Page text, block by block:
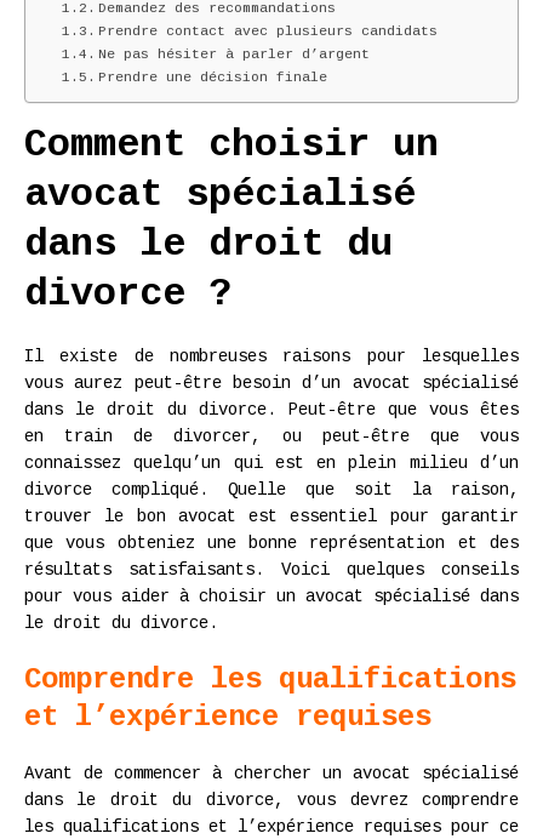
Demandez des recommandations
Prendre contact avec plusieurs candidats
Ne pas hésiter à parler d’argent
Prendre une décision finale
Comment choisir un
avocat spécialisé
dans le droit du
divorce ?
Il existe de nombreuses raisons pour lesquelles
vous aurez peut-être besoin d’un avocat spécialisé
dans le droit du divorce. Peut-être que vous êtes
en train de divorcer, ou peut-être que vous
connaissez quelqu’un qui est en plein milieu d’un
divorce compliqué. Quelle que soit la raison,
trouver le bon avocat est essentiel pour garantir
que vous obteniez une bonne représentation et des
résultats satisfaisants. Voici quelques conseils
pour vous aider à choisir un avocat spécialisé dans
le droit du divorce.
Comprendre les qualifications
et l’expérience requises
Avant de commencer à chercher un avocat spécialisé
dans le droit du divorce, vous devrez comprendre
les qualifications et l’expérience requises pour ce